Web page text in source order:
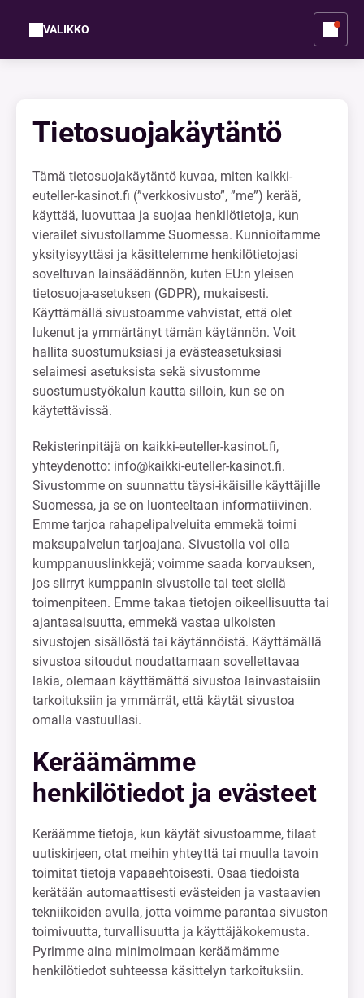
VALIKKO
Tietosuojakäytäntö
Tämä tietosuojakäytäntö kuvaa, miten kaikki-
euteller-kasinot.fi (”verkkosivusto”, ”me”) kerää,
käyttää, luovuttaa ja suojaa henkilötietoja, kun
vierailet sivustollamme Suomessa. Kunnioitamme
yksityisyyttäsi ja käsittelemme henkilötietojasi
soveltuvan lainsäädännön, kuten EU:n yleisen
tietosuoja-asetuksen (GDPR), mukaisesti.
Käyttämällä sivustoamme vahvistat, että olet
lukenut ja ymmärtänyt tämän käytännön. Voit
hallita suostumuksiasi ja evästeasetuksiasi
selaimesi asetuksista sekä sivustomme
suostumustyökalun kautta silloin, kun se on
käytettävissä.
Rekisterinpitäjä on kaikki-euteller-kasinot.fi,
yhteydenotto: info@kaikki-euteller-kasinot.fi.
Sivustomme on suunnattu täysi-ikäisille käyttäjille
Suomessa, ja se on luonteeltaan informatiivinen.
Emme tarjoa rahapelipalveluita emmekä toimi
maksupalvelun tarjoajana. Sivustolla voi olla
kumppanuuslinkkejä; voimme saada korvauksen,
jos siirryt kumppanin sivustolle tai teet siellä
toimenpiteen. Emme takaa tietojen oikeellisuutta tai
ajantasaisuutta, emmekä vastaa ulkoisten
sivustojen sisällöstä tai käytännöistä. Käyttämällä
sivustoa sitoudut noudattamaan sovellettavaa
lakia, olemaan käyttämättä sivustoa lainvastaisiin
tarkoituksiin ja ymmärrät, että käytät sivustoa
omalla vastuullasi.
Keräämämme
henkilötiedot ja evästeet
Keräämme tietoja, kun käytät sivustoamme, tilaat
uutiskirjeen, otat meihin yhteyttä tai muulla tavoin
toimitat tietoja vapaaehtoisesti. Osaa tiedoista
kerätään automaattisesti evästeiden ja vastaavien
tekniikoiden avulla, jotta voimme parantaa sivuston
toimivuutta, turvallisuutta ja käyttäjäkokemusta.
Pyrimme aina minimoimaan keräämämme
henkilötiedot suhteessa käsittelyn tarkoituksiin.